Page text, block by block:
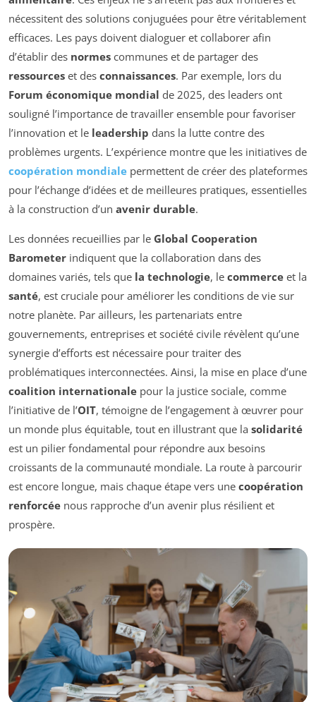
nécessitent des solutions conjuguées pour être véritablement
efficaces. Les pays doivent dialoguer et collaborer afin
d’établir des normes communes et de partager des
ressources et des connaissances. Par exemple, lors du
Forum économique mondial de 2025, des leaders ont
souligné l’importance de travailler ensemble pour favoriser
l’innovation et le leadership dans la lutte contre des
problèmes urgents. L’expérience montre que les initiatives de
coopération mondiale permettent de créer des plateformes
pour l’échange d’idées et de meilleures pratiques, essentielles
à la construction d’un avenir durable.
Les données recueillies par le Global Cooperation
Barometer indiquent que la collaboration dans des
domaines variés, tels que la technologie, le commerce et la
santé, est cruciale pour améliorer les conditions de vie sur
notre planète. Par ailleurs, les partenariats entre
gouvernements, entreprises et société civile révèlent qu’une
synergie d’efforts est nécessaire pour traiter des
problématiques interconnectées. Ainsi, la mise en place d’une
coalition internationale pour la justice sociale, comme
l’initiative de l’OIT, témoigne de l’engagement à œuvrer pour
un monde plus équitable, tout en illustrant que la solidarité
est un pilier fondamental pour répondre aux besoins
croissants de la communauté mondiale. La route à parcourir
est encore longue, mais chaque étape vers une coopération
renforcée nous rapproche d’un avenir plus résilient et
prospère.